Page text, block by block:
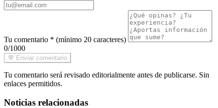
Tu comentario * (mínimo 20 caracteres)
0/1000
💬 Enviar comentario
Tu comentario será revisado editorialmente antes de publicarse. Sin
enlaces permitidos.
Noticias relacionadas